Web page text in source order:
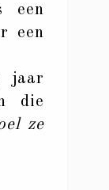
een
jaar
die
ze